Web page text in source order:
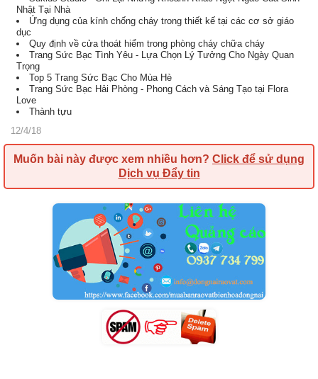
Nhật Tại Nhà
Ứng dụng của kính chống cháy trong thiết kế tại các cơ sở giáo
dục
Quy định về cửa thoát hiểm trong phòng cháy chữa cháy
Trang Sức Bạc Tình Yêu - Lựa Chọn Lý Tưởng Cho Ngày Quan
Trọng
Top 5 Trang Sức Bạc Cho Mùa Hè
Trang Sức Bạc Hải Phòng - Phong Cách và Sáng Tạo tại Flora
Love
Thành tựu
12/4/18
Muốn bài này được xem nhiều hơn? Click để sử dụng
Dịch vụ Đẩy tin